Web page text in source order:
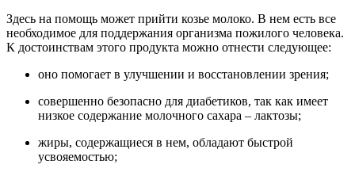
Здесь на помощь может прийти козье молоко. В нем есть все
необходимое для поддержания организма пожилого человека.
К достоинствам этого продукта можно отнести следующее:
оно помогает в улучшении и восстановлении зрения;
совершенно безопасно для диабетиков, так как имеет
низкое содержание молочного сахара – лактозы;
жиры, содержащиеся в нем, обладают быстрой
усвояемостью;